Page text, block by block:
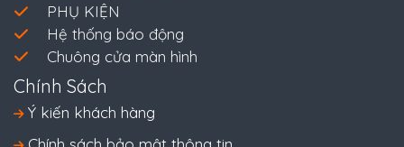
PHỤ KIỆN
Hệ thống báo động
Chuông cửa màn hình
Chính Sách
Ý kiến khách hàng